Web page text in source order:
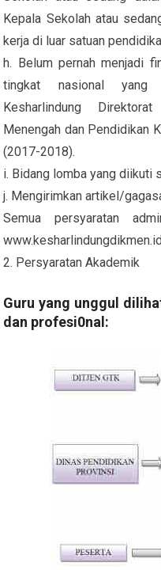
Kepala Sekolah atau
kerja di luar satuan
h. Belum pernah menjadi
tingkat nasional yang
Kesharlindung
Menengah dan Pendidikan
(2017-2018).
i. Bidang lomba yang diikuti
j. Mengirimkan artikel/
Semua persyaratan
2. Persyaratan Akademik
Guru yang unggul
dan profesi0nal: